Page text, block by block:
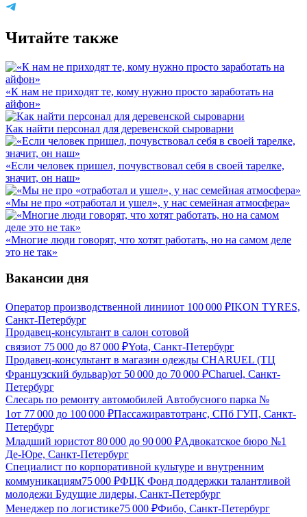
Читайте также
«К нам не приходят те, кому нужно просто заработать на
айфон»
Как найти персонал для деревенской сыроварни
«Если человек пришел, почувствовал себя в своей тарелке,
значит, он наш»
«Мы не про «отработал и ушел», у нас семейная атмосфера»
«Многие люди говорят, что хотят работать, но на самом деле
это не так»
Вакансии дня
Оператор производственной линииот 100 000 ₽IKON TYRES,
Санкт-Петербург
Продавец-консультант в салон сотовой
связиот 75 000 до 87 000 ₽Yota, Санкт-Петербург
Продавец-консультант в магазин одежды CHARUEL (ТЦ
Французский бульвар)от 50 000 до 70 000 ₽Charuel, Санкт-
Петербург
Слесарь по ремонту автомобилей Автобусного парка №
1от 77 000 до 100 000 ₽Пассажиравтотранс, СПб ГУП, Санкт-
Петербург
Младший юристот 80 000 до 90 000 ₽Адвокатское бюро №1
Де-Юре, Санкт-Петербург
Специалист по корпоративной культуре и внутренним
коммуникациям75 000 ₽ФЦК Фонд поддержки талантливой
молодежи Будущие лидеры, Санкт-Петербург
Менеджер по логистике75 000 ₽Фибо, Санкт-Петербург